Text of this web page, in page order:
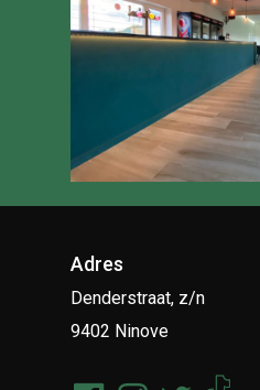
Adres
Denderstraat, z/n
9402 Ninove